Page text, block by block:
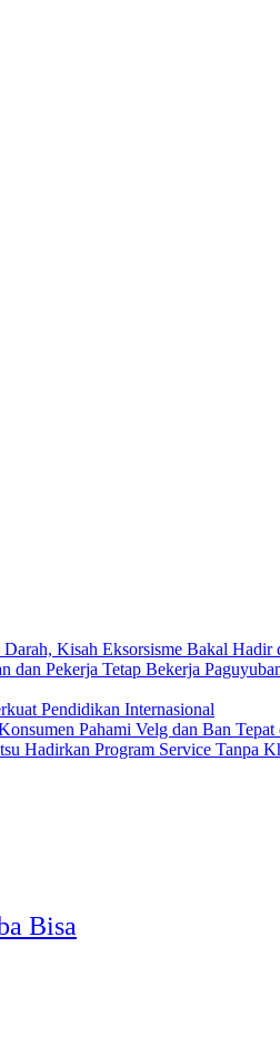
Kisah Eksorsisme Bakal
Pendidikan Internasional
Pahami Velg dan Ban Tepat
Hadirkan Program Service Tanpa
Bisa